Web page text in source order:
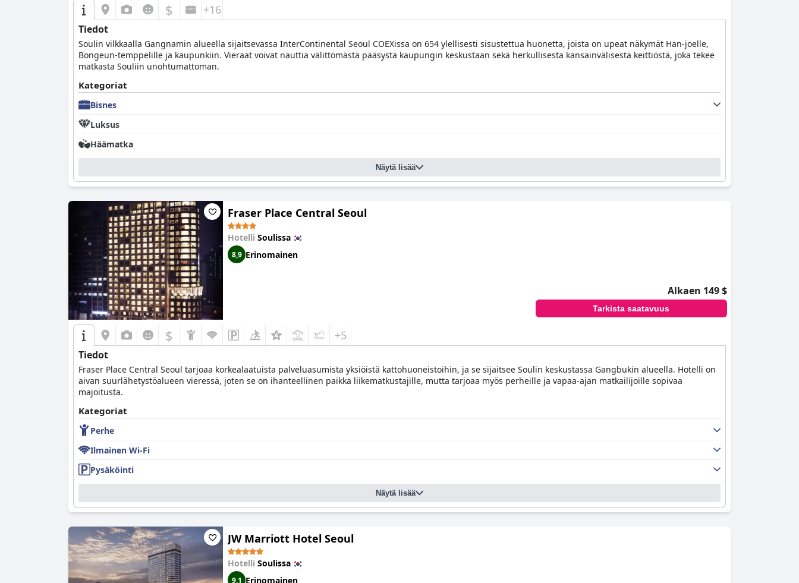
$ +16
Tiedot
Soulin vilkkaalla Gangnamin alueella sijaitsevassa InterContinental Seoul COEXissa on 654 ylellisesti sisustettua huonetta, joista on upeat näkymät Han-joelle,
Bongeun-temppelille ja kaupunkiin. Vieraat voivat nauttia välittömästä pääsystä kaupungin keskustaan sekä herkullisesta kansainvälisestä keittiöstä, joka tekee
matkasta Souliin unohtumattoman.
Kategoriat
Bisnes
Luksus
Häämatka
Näytä lisää
Fraser Place Central Seoul
Hotelli Soulissa
8,9 Erinomainen
Alkaen 149 $
Tarkista saatavuus
$ +5
Tiedot
Fraser Place Central Seoul tarjoaa korkealaatuista palveluasumista yksiöistä kattohuoneistoihin, ja se sijaitsee Soulin keskustassa Gangbukin alueella. Hotelli on
aivan suurlähetystöalueen vieressä, joten se on ihanteellinen paikka liikematkustajille, mutta tarjoaa myös perheille ja vapaa-ajan matkailijoille sopivaa
majoitusta.
Kategoriat
Perhe
Ilmainen Wi-Fi
Pysäköinti
Näytä lisää
JW Marriott Hotel Seoul
Hotelli Soulissa
9,1 Erinomainen